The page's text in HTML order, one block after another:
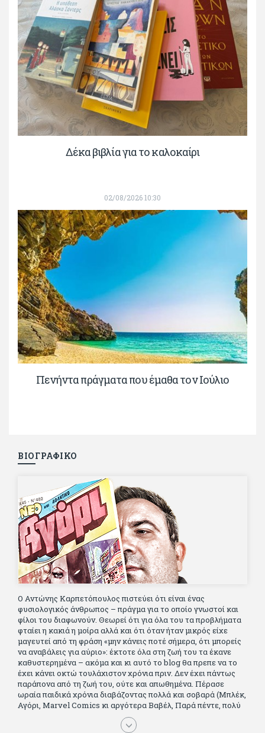
Δέκα βιβλία για το καλοκαίρι
02/08/2026 10:30
Πενήντα πράγματα που έμαθα τον Ιούλιο
ΒΙΟΓΡΑΦΙΚΟ
Ο Αντώνης Καρπετόπουλος πιστεύει ότι είναι ένας
φυσιολογικός άνθρωπος – πράγμα για το οποίο γνωστοί και
φίλοι του διαφωνούν. Θεωρεί ότι για όλα του τα προβλήματα
φταίει η κακιά η μοίρα αλλά και ότι όταν ήταν μικρός είχε
μαγευτεί από τη φράση «μην κάνεις ποτέ σήμερα, ότι μπορείς
να αναβάλεις για αύριο»: έκτοτε όλα στη ζωή του τα έκανε
καθυστερημένα – ακόμα και κι αυτό το blog θα πρεπε να το
έχει κάνει οκτώ τουλάχιστον χρόνια πριν. Δεν έχει πάντως
παράπονα από τη ζωή του, ούτε και απωθημένα. Πέρασε
ωραία παιδικά χρόνια διαβάζοντας πολλά και σοβαρά (Μπλέκ,
Αγόρι, Μarvel Comics κι αργότερα Βαβέλ, Παρά πέντε, πολύ
Αλέξανδρο Δουμά και αρκετό Ιούλιο Βέρν πριν τον κερδίσουν
τα αστυνομικά), απέκτησε τους σωστούς φίλους κυρίως γιατί